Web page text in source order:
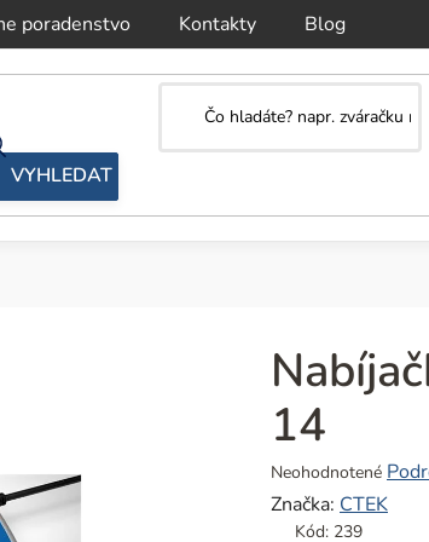
poradenstvo Kontakty Blog
14
Priemerné
hodnotenie
produktu
Neohodnotené
Značka: CTEK
Kód: 239